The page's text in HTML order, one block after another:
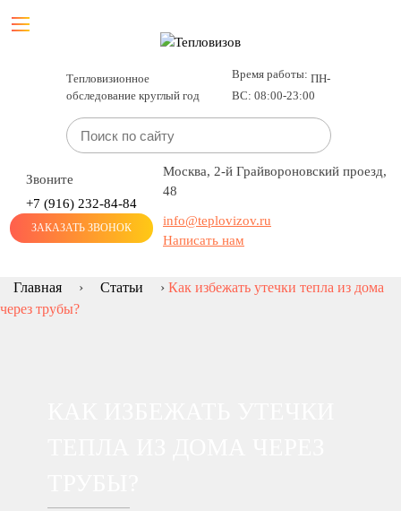
Тепловизионное
обследование круглый год
Время работы: ПН-
ВС: 08:00-23:00
Звоните
+7 (916) 232-84-84
ЗАКАЗАТЬ ЗВОНОК
Москва, 2-й Грайвороновский проезд,
48
info@teplovizov.ru
Написать нам
Главная › Статьи › Как избежать утечки тепла из дома
через трубы?